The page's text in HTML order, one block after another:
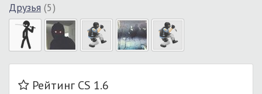
Друзья (5)
Рейтинг CS 1.6